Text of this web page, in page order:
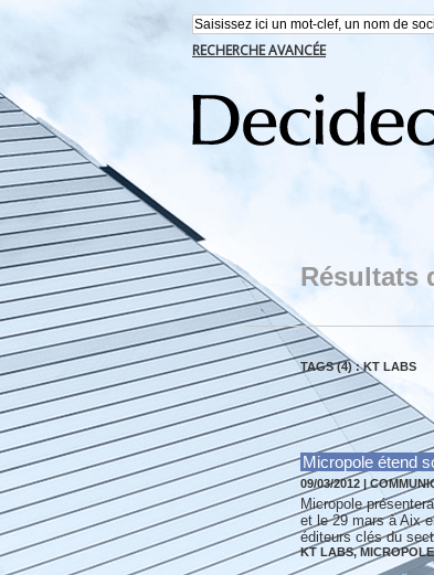
RECHERCHE AVANCÉE
Résultats
TAGS (4) : KT LABS
Micropole étend
09/03/2012 |
Micropole
et le 29 mars à Aix
éditeurs clés du
KT LABS,MICROPOLE